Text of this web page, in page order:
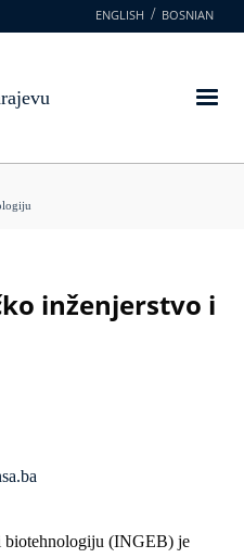
ENGLISH BOSNIAN
inženjerstvo i
biotehnologiju (INGEB) je